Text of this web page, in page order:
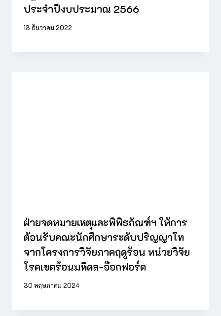
ประจำปีงบประมาณ 2566
13 ธันวาคม 2022
ฝ่ายจดหมายเหตุและพิพิธภัณฑ์ฯ ให้การ
ต้อนรับคณะนักศึกษาระดับปริญญาโท
จากโครงการวิจัยภาคฤดูร้อน หน่วยวิจัย
โรคเขตร้อนมหิดล-อ๊อกฟอร์ด
30 พฤษภาคม 2024